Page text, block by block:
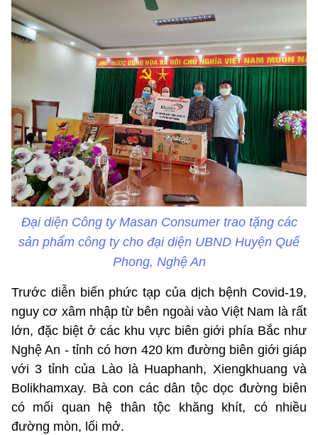
Đại diện Công ty Masan Consumer trao tặng các
sản phẩm công ty cho đại diện UBND Huyện Quế
Phong, Nghệ An
Trước diễn biến phức tạp của dịch bệnh Covid-19,
nguy cơ xâm nhập từ bên ngoài vào Việt Nam là rất
lớn, đặc biệt ở các khu vực biên giới phía Bắc như
Nghệ An - tỉnh có hơn 420 km đường biên giới giáp
với 3 tỉnh của Lào là Huaphanh, Xiengkhuang và
Bolikhamxay. Bà con các dân tộc dọc đường biên
có mối quan hệ thân tộc khăng khít, có nhiều
đường mòn, lối mở.